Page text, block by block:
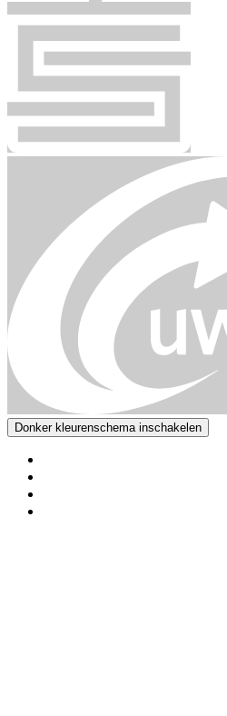
Donker kleurenschema inschakelen